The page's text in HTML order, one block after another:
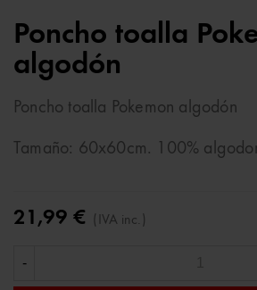
Poncho toalla
algodón
Poncho toalla Pokemon algodón
Tamaño: 60x60cm. 100%
21,99 € (IVA inc.)
-